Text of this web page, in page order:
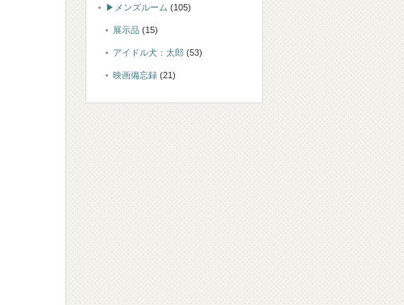
▶メンズルーム (105)
展示品 (15)
アイドル犬：太郎 (53)
映画備忘録 (21)